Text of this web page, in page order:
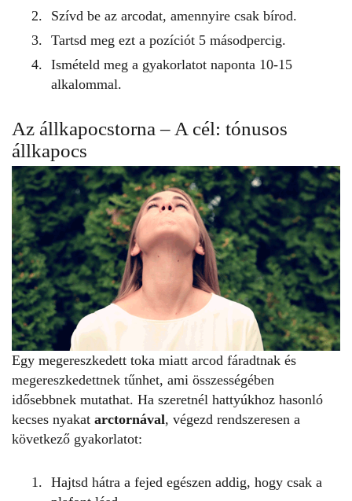
Szívd be az arcodat, amennyire csak bírod.
Tartsd meg ezt a pozíciót 5 másodpercig.
Ismételd meg a gyakorlatot naponta 10-15
alkalommal.
Az állkapocstorna – A cél: tónusos
állkapocs
Egy megereszkedett toka miatt arcod fáradtnak és
megereszkedettnek tűnhet, ami összességében
idősebbnek mutathat. Ha szeretnél hattyúkhoz hasonló
kecses nyakat arctornával, végezd rendszeresen a
következő gyakorlatot:
Hajtsd hátra a fejed egészen addig, hogy csak a